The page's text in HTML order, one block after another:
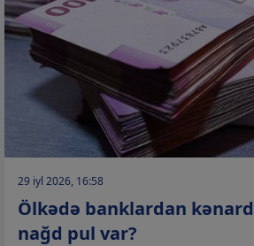
29 iyl 2026, 16:58
Ölkədə banklardan
nağd pul var?